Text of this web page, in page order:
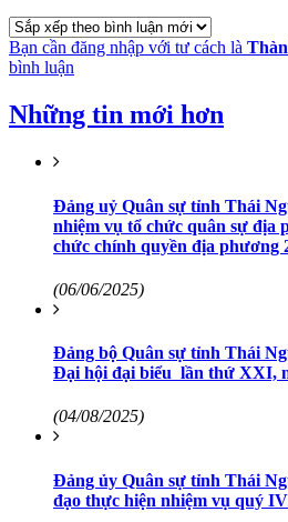
Bạn cần đăng nhập với tư cách là
bình luận
Những tin mới hơn
Đảng uỷ Quân sự tỉnh Thái
nhiệm vụ tổ chức quân sự địa
chức chính quyền địa phương
(06/06/2025)
Đảng bộ Quân sự tỉnh Thái
Đại hội đại biểu lần thứ XXI,
(04/08/2025)
Đảng ủy Quân sự tỉnh Thái
đạo thực hiện nhiệm vụ quý